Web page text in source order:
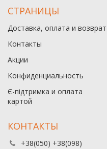
СТРАНИЦЫ
Доставка, оплата и возврат
Контакты
Акции
Конфиденциальность
Є-підтримка и оплата
картой
КОНТАКТЫ
+38(050) +38(098)